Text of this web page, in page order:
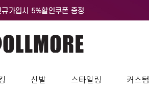
신발 스타일링 커스텀